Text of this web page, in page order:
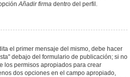
Añadir firma dentro del perfil.
el primer mensaje del mismo, debe hacer
debajo del formulario de publicación; si no
los permisos apropiados para crear
dos opciones en el campo apropiado,